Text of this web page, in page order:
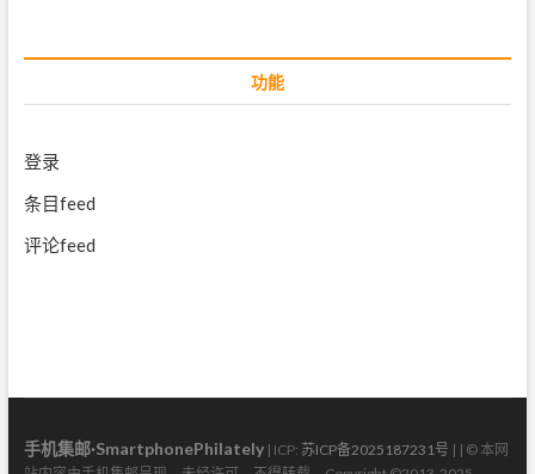
功能
登录
条目feed
评论feed
手机集邮·SmartphonePhilately| ICP: 苏ICP备2025187231号 | | © 本网